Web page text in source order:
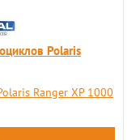
Polaris
Ranger XP 1000